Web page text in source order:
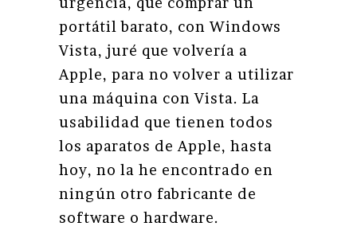
portátil barato, con Windows
Vista, juré que volvería a
Apple, para no volver a utilizar
una máquina con Vista. La
usabilidad que tienen todos
los aparatos de Apple, hasta
hoy, no la he encontrado en
ningún otro fabricante de
software o hardware.